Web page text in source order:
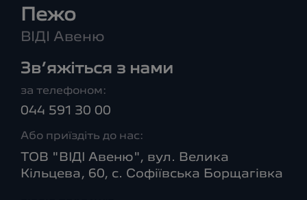
Пежо
ВІДІ Авеню
Зв’яжіться з нами
за телефоном:
044 591 30 00
Або приїздіть до нас:
ТОВ "ВІДІ Авеню", вул. Велика
Кільцева, 60, с. Софіївська Борщагівка